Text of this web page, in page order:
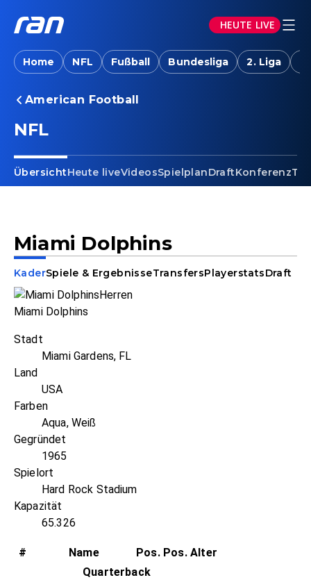
HEUTE LIVE
Home NFL Fußball Bundesliga 2. Liga
American Football
NFL
ÜbersichtHeute liveVideosSpielplanDraftKonferenz
Miami Dolphins
KaderSpiele & ErgebnisseTransfersPlayerstatsDraft
Miami Dolphins
Stadt
Miami Gardens, FL
Land
USA
Farben
Aqua, Weiß
Gegründet
1965
Spielort
Hard Rock Stadium
Kapazität
65.326
# Name Pos. Pos. Alter
Quarterback